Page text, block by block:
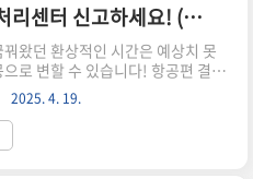
호분쟁 유형 파악 및 증빙자료 확
비해야 승리한다!분쟁 해결의 첫걸
보 입니다.
꼼하게 증거를 모아야 합니다. 계
약 확인서는 기본! 사진, 동영상까
"설마 나에게 이런 일이?"라고 생
해외여행 불편? 여행불편처리센터 신고하세요! (1588-8692)
왔던 환상적인 시간은 예상치 못
로 변할 수 있습니다! 항공편 결항
현지 여행사의 부당행위까지…!!
기 위해 한국여행업협회
립니다. 신속하고 공정한 분쟁 해
2025. 4. 19.